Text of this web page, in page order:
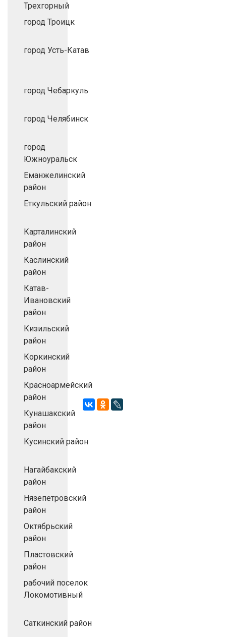
Трехгорный
город Троицк
город Усть-Катав
город Чебаркуль
город Челябинск
город
Южноуральск
Еманжелинский
район
Еткульский район
Карталинский
район
Каслинский
район
Катав-
Ивановский
район
Кизильский
район
Коркинский
район
Красноармейский
район
Кунашакский
район
Кусинский район
Нагайбакский
район
Нязепетровский
район
Октябрьский
район
Пластовский
район
рабочий поселок
Локомотивный
Саткинский район